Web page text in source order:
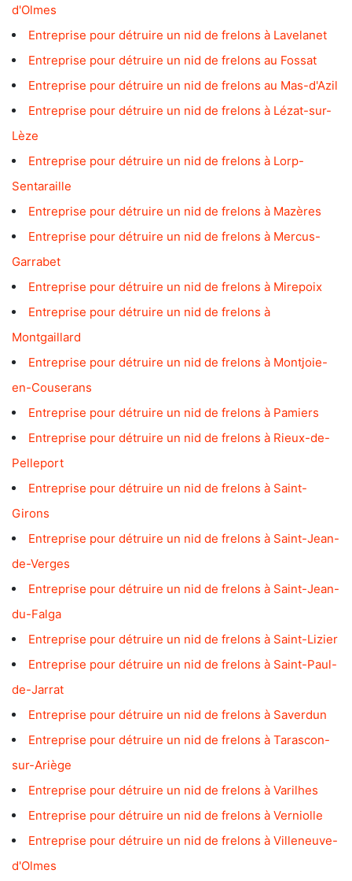
d'Olmes
Entreprise pour détruire un nid de frelons à Lavelanet
Entreprise pour détruire un nid de frelons au Fossat
Entreprise pour détruire un nid de frelons au Mas-d'Azil
Entreprise pour détruire un nid de frelons à Lézat-sur-
Lèze
Entreprise pour détruire un nid de frelons à Lorp-
Sentaraille
Entreprise pour détruire un nid de frelons à Mazères
Entreprise pour détruire un nid de frelons à Mercus-
Garrabet
Entreprise pour détruire un nid de frelons à Mirepoix
Entreprise pour détruire un nid de frelons à
Montgaillard
Entreprise pour détruire un nid de frelons à Montjoie-
en-Couserans
Entreprise pour détruire un nid de frelons à Pamiers
Entreprise pour détruire un nid de frelons à Rieux-de-
Pelleport
Entreprise pour détruire un nid de frelons à Saint-
Girons
Entreprise pour détruire un nid de frelons à Saint-Jean-
de-Verges
Entreprise pour détruire un nid de frelons à Saint-Jean-
du-Falga
Entreprise pour détruire un nid de frelons à Saint-Lizier
Entreprise pour détruire un nid de frelons à Saint-Paul-
de-Jarrat
Entreprise pour détruire un nid de frelons à Saverdun
Entreprise pour détruire un nid de frelons à Tarascon-
sur-Ariège
Entreprise pour détruire un nid de frelons à Varilhes
Entreprise pour détruire un nid de frelons à Verniolle
Entreprise pour détruire un nid de frelons à Villeneuve-
d'Olmes